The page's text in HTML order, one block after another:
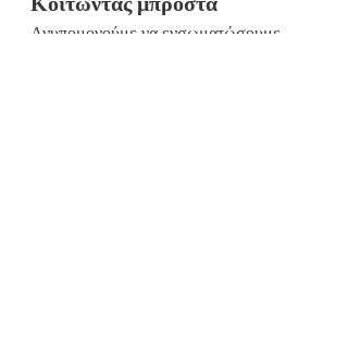
Ανυπομονούμε να ενσωματώσουμε